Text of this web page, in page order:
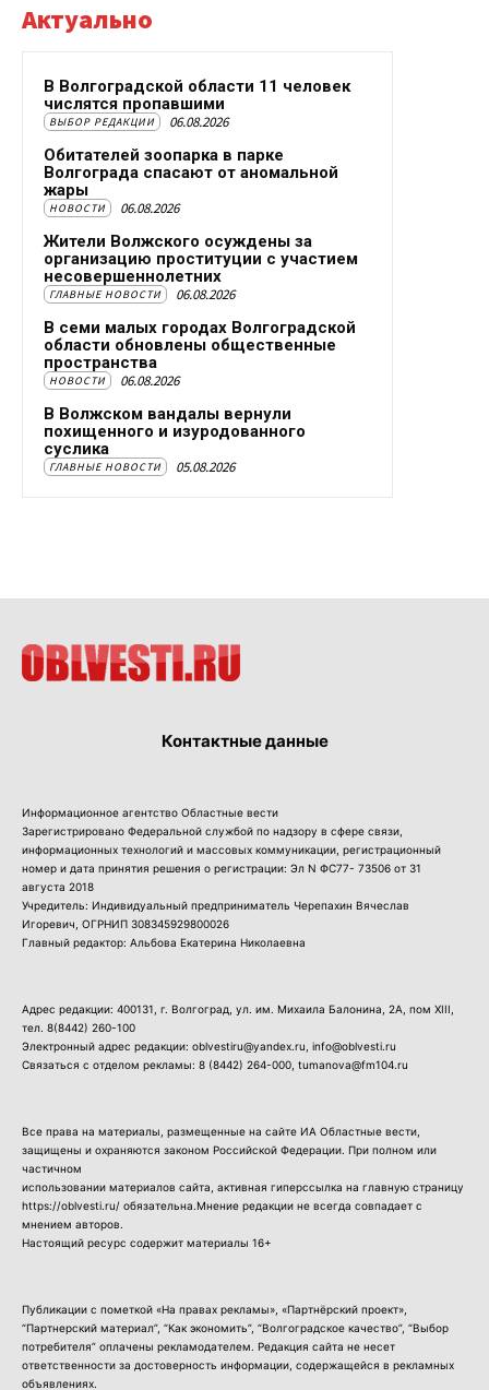
Актуально
В Волгоградской области 11 человек
числятся пропавшими
ВЫБОР РЕДАКЦИИ 06.08.2026
Обитателей зоопарка в парке
Волгограда спасают от аномальной
жары
НОВОСТИ 06.08.2026
Жители Волжского осуждены за
организацию проституции с участием
несовершеннолетних
ГЛАВНЫЕ НОВОСТИ 06.08.2026
В семи малых городах Волгоградской
области обновлены общественные
пространства
НОВОСТИ 06.08.2026
В Волжском вандалы вернули
похищенного и изуродованного
суслика
ГЛАВНЫЕ НОВОСТИ 05.08.2026
Контактные данные
Информационное агентство Областные вести
Зарегистрировано Федеральной службой по надзору в сфере связи,
информационных технологий и массовых коммуникации, регистрационный
номер и дата принятия решения о регистрации: Эл N ФС77- 73506 от 31
августа 2018
Учредитель: Индивидуальный предприниматель Черепахин Вячеслав
Игоревич, ОГРНИП 308345929800026
Главный редактор: Альбова Екатерина Николаевна
Адрес редакции: 400131, г. Волгоград, ул. им. Михаила Балонина, 2А, пом XIII,
тел. 8(8442) 260-100
Электронный адрес редакции: oblvestiru@yandex.ru, info@oblvesti.ru
Связаться с отделом рекламы: 8 (8442) 264-000 , tumanova@fm104.ru
Все права на материалы, размещенные на сайте ИА Областные вести,
защищены и охраняются законом Российской Федерации. При полном или
частичном
использовании материалов сайта, активная гиперссылка на главную страницу
https://oblvesti.ru/ обязательна.Мнение редакции не всегда совпадает с
мнением авторов.
Настоящий ресурс содержит материалы 16+
Публикации с пометкой «На правах рекламы», «Партнёрский проект»,
“Партнерский материал”, “Как экономить”, “Волгоградское качество”, “Выбор
потребителя” оплачены рекламодателем. Редакция сайта не несет
ответственности за достоверность информации, содержащейся в рекламных
объявлениях.